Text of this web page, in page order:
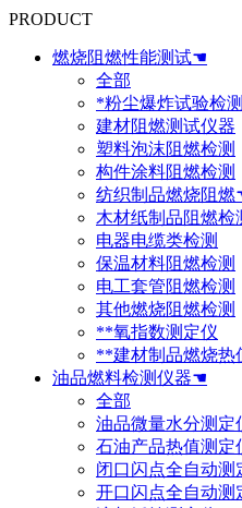
PRODUCT
燃烧阻燃性能测试☚
全部
*粉尘爆炸试验检测
建材阻燃测试仪器
塑料泡沫阻燃检测
构件涂料阻燃检测
纺织制品燃烧阻
木材纸制品阻燃检
电器电缆类检测
保温材料阻燃检测
电工套管阻燃检测
其他燃烧阻燃检测
**氧指数测定仪
**建材制品燃烧热
油品燃料检测仪器☚
全部
油品微量水分测定
石油产品热值测定
闭口闪点全自动测
开口闪点全自动测